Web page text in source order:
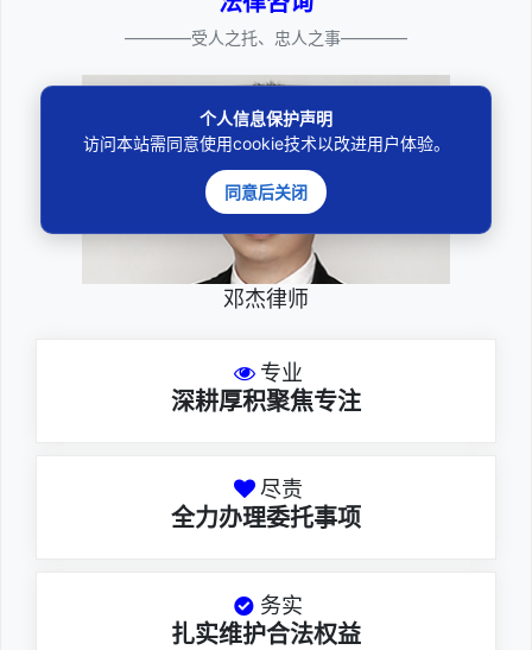
————受人之托、忠人之事————
邓杰律师
专业
深耕厚积聚焦专注
尽责
全力办理委托事项
务实
扎实维护合法权益
个人信息保护声明
访问本站需同意使用cookie技术以改进用户体验。
同意后关闭